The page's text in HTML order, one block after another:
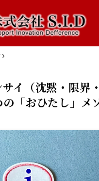
イ（沈黙・限界
の「おひたし」メ